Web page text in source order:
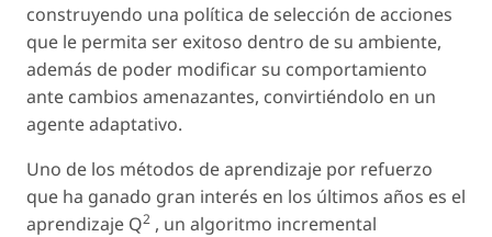
construyendo una política de selección de acciones
que le permita ser exitoso dentro de su ambiente,
además de poder modificar su comportamiento
ante cambios amenazantes, convirtiéndolo en un
agente adaptativo.
Uno de los métodos de aprendizaje por refuerzo
que ha ganado gran interés en los últimos años es el
aprendizaje Q2 , un algoritmo incremental